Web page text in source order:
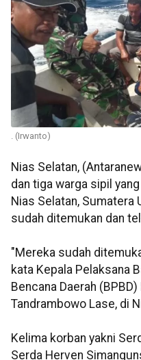
. (Irwanto)
Nias Selatan,
dan tiga warga sipil
Nias Selatan, Sumatera
sudah ditemukan dan
"Mereka sudah
kata Kepala Pelaksana
Bencana Daerah
Tandrambowo Lase, di
Kelima korban yakni
Serda Herven